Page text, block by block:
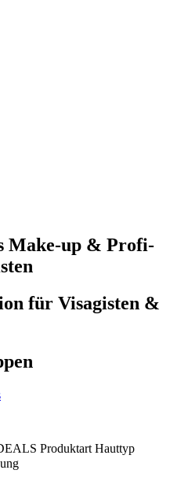
Make-up & Profi-
für Visagisten &
Produktart Hauttyp